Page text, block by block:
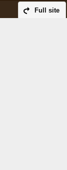
Full site